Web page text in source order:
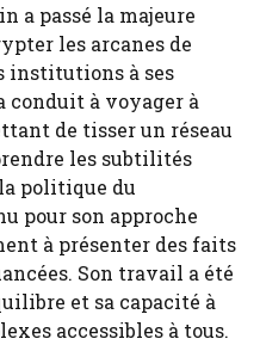
a passé la majeure
les arcanes de
institutions à ses
conduit à voyager à
de tisser un réseau
les subtilités
politique du
pour son approche
à présenter des faits
Son travail a été
et sa capacité à
accessibles à tous.